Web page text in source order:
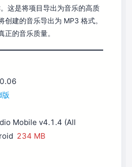
这是将项目导出为音乐的高质
创建的音乐导出为 MP3 格式。
正的音乐质量。
Mobile v4.1.4 (All
234 MB